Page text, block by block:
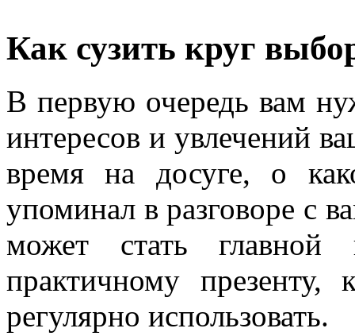
Как сузить круг
В первую очередь вам
интересов и увлечений
время на досуге, о
упоминал в разговоре с
может стать главной
практичному
регулярно использовать.